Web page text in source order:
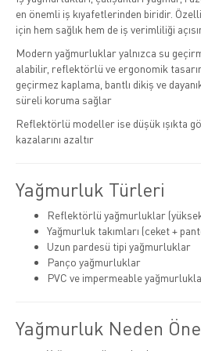
en önemli iş kıyafetlerinden biridir.
için hem sağlık hem de iş verimliliği
Modern yağmurluklar yalnızca su
alabilir, reflektörlü ve ergonomik
geçirmez kaplama, bantlı dikiş ve
süreli koruma sağlar
Reflektörlü modeller ise düşük ışıkta
kazalarını azaltır
Yağmurluk Türleri
Reflektörlü yağmurluklar
Yağmurluk takımları (ceket +
Uzun pardesü tipi yağmurluklar
Panço yağmurluklar
PVC ve impermeable
Yağmurluk Neden